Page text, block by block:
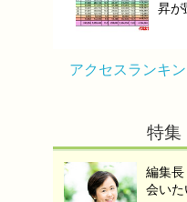
昇が
アクセスランキ
特集
編集長
会いた